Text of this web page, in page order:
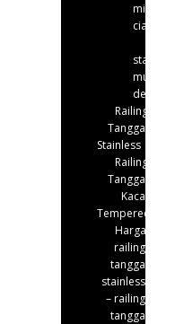
minimalis
cianjur
stainless
murah
depok
Railing
Tangga
Stainless
Railing
Tangga
Kaca
Tempered
Harga
railing
tangga
stainless
– railing
tangga